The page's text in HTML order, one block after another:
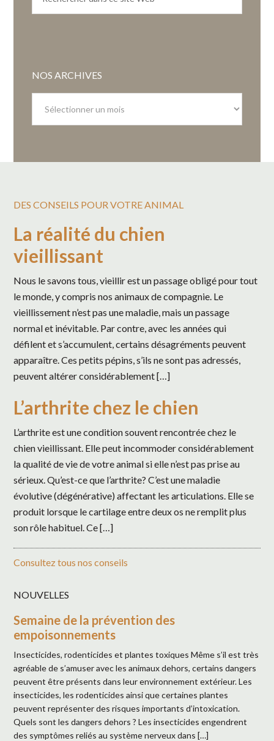
NOS ARCHIVES
archives
DES CONSEILS POUR VOTRE ANIMAL
La réalité du chien
vieillissant
Nous le savons tous, vieillir est un passage obligé pour tout
le monde, y compris nos animaux de compagnie. Le
vieillissement n’est pas une maladie, mais un passage
normal et inévitable. Par contre, avec les années qui
défilent et s’accumulent, certains désagréments peuvent
apparaître. Ces petits pépins, s’ils ne sont pas adressés,
peuvent altérer considérablement […]
L’arthrite chez le chien
L’arthrite est une condition souvent rencontrée chez le
chien vieillissant. Elle peut incommoder considérablement
la qualité de vie de votre animal si elle n’est pas prise au
sérieux. Qu’est-ce que l’arthrite? C’est une maladie
évolutive (dégénérative) affectant les articulations. Elle se
produit lorsque le cartilage entre deux os ne remplit plus
son rôle habituel. Ce […]
Consultez tous nos conseils
NOUVELLES
Semaine de la prévention des
empoisonnements
Insecticides, rodenticides et plantes toxiques Même s’il est très
agréable de s’amuser avec les animaux dehors, certains dangers
peuvent être présents dans leur environnement extérieur. Les
insecticides, les rodenticides ainsi que certaines plantes
peuvent représenter des risques importants d’intoxication.
Quels sont les dangers dehors ? Les insecticides engendrent
des symptômes reliés au système nerveux dans […]